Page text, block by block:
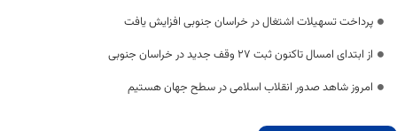
پرداخت تسهیلات اشتغال در خراسان جنوبی افزایش یافت
از ابتدای امسال تاکنون ثبت ۲۷ وقف جدید در خراسان جنوبی
امروز شاهد صدور انقلاب اسلامی در سطح جهان هستیم